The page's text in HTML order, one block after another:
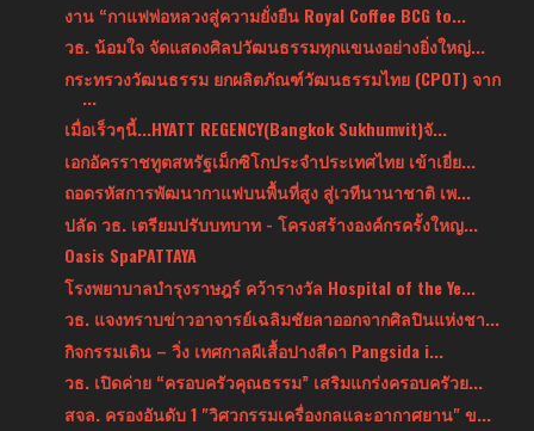
งาน “กาแฟพ่อหลวงสู่ความยั่งยืน Royal Coffee BCG to...
วธ. น้อมใจ จัดแสดงศิลปวัฒนธรรมทุกแขนงอย่างยิ่งใหญ่...
กระทรวงวัฒนธรรม ยกผลิตภัณฑ์วัฒนธรรมไทย (CPOT) จาก
...
เมื่อเร็วๆนี้...HYATT REGENCY(Bangkok Sukhumvit)จั...
เอกอัครราชทูตสหรัฐเม็กซิโกประจำประเทศไทย เข้าเยี่ย...
ถอดรหัสการพัฒนากาแฟบนพื้นที่สูง สู่เวทีนานาชาติ เพ...
ปลัด วธ. เตรียมปรับบทบาท - โครงสร้างองค์กรครั้งใหญ...
Oasis SpaPATTAYA
โรงพยาบาลบำรุงราษฎร์ คว้ารางวัล Hospital of the Ye...
วธ. แจงทราบข่าวอาจารย์เฉลิมชัยลาออกจากศิลปินแห่งชา...
กิจกรรมเดิน – วิ่ง เทศกาลผีเสื้อปางสีดา Pangsida i...
วธ. เปิดค่าย “ครอบครัวคุณธรรม” เสริมแกร่งครอบครัวย...
สจล. ครองอันดับ 1 "วิศวกรรมเครื่องกลและอากาศยาน" ข...